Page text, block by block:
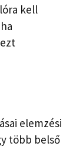
kell
elemzési
több belső